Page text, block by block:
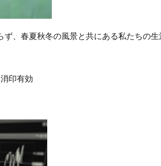
ず、春夏秋冬の風景と共にある私たちの生
印有効